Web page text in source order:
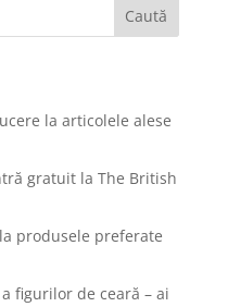
la articolele alese
gratuit la The British
produsele preferate
figurilor de ceară – ai